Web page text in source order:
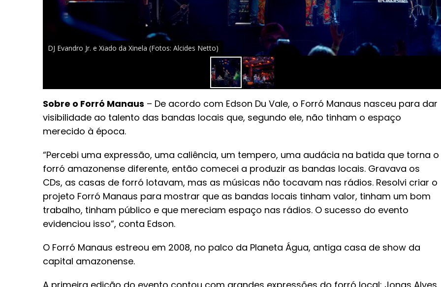
DJ Evandro Jr. e Xiado da Xinela (Fotos: Alcides Netto)
Sobre o Forró Manaus – De acordo com Edson Du Vale, o Forró Manaus nasceu para dar
visibilidade ao talento das bandas locais que, segundo ele, não tinham o espaço
merecido à época.
“Percebi uma expressão, uma caliência, um tempero, uma audácia na batida que torna o
forró amazonense diferente, então comecei a produzir as bandas locais. Gravava os
CDs, as casas de forró lotavam, mas as músicas não tocavam nas rádios. Resolvi criar o
projeto Forró Manaus para mostrar que as bandas locais tinham valor, tinham um bom
trabalho, tinham público e que mereciam espaço nas rádios. O sucesso do evento
evidenciou isso”, conta Edson.
O Forró Manaus estreou em 2008, no palco da Planeta Água, antiga casa de show da
capital amazonense.